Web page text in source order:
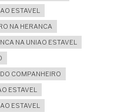
ESTAVEL
NA HERANCA
NA UNIAO ESTAVEL
COMPANHEIRO
ESTAVEL
ESTAVEL